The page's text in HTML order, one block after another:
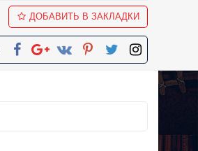
ДОБАВИТЬ В ЗАКЛАДКИ